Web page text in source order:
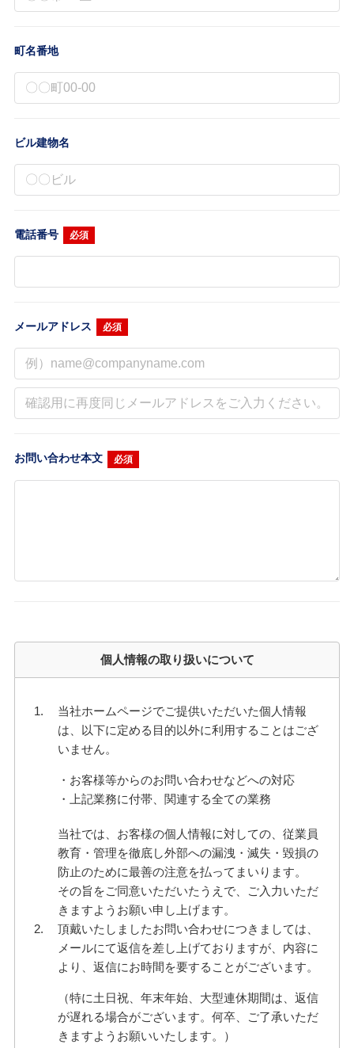
町名番地
ビル建物名
電話番号 必須
メールアドレス 必須
お問い合わせ本文 必須
個人情報の取り扱いについて
当社ホームページでご提供いただいた個人情報
は、以下に定める目的以外に利用することはござ
いません。
・お客様等からのお問い合わせなどへの対応
・上記業務に付帯、関連する全ての業務
当社では、お客様の個人情報に対しての、従業員
教育・管理を徹底し外部への漏洩・滅失・毀損の
防止のために最善の注意を払ってまいります。
その旨をご同意いただいたうえで、ご入力いただ
きますようお願い申し上げます。
頂戴いたしましたお問い合わせにつきましては、
メールにて返信を差し上げておりますが、内容に
より、返信にお時間を要することがございます。
（特に土日祝、年末年始、大型連休期間は、返信
が遅れる場合がございます。何卒、ご了承いただ
きますようお願いいたします。）